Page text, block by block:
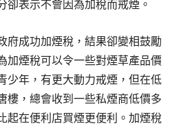
卻表示不會因為加稅而戒煙。
府成功加煙稅，結果卻變相鼓勵
加煙稅可以令一些對煙草產品價
少年，有更大動力戒煙，但在低
樓，總會收到一些私煙商低價多
起在便利店買煙更便利。加煙稅